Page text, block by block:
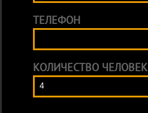
ТЕЛЕФОН
КОЛИЧЕСТВО ЧЕЛОВЕК